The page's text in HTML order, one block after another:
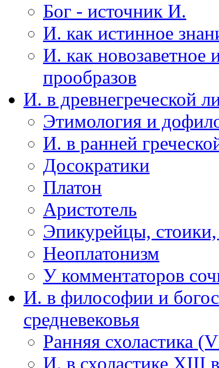
Бог - источник И.
И. как истинное
И. как новозаветное
прообразов
И. в древнегреческой
Этимология и
И. в ранней
Досократики
Платон
Аристотель
Эпикурейцы, стоики,
Неоплатонизм
У комментаторов
И. в философии и
средневековья
Ранняя схоластика
И. в схоластике XIII